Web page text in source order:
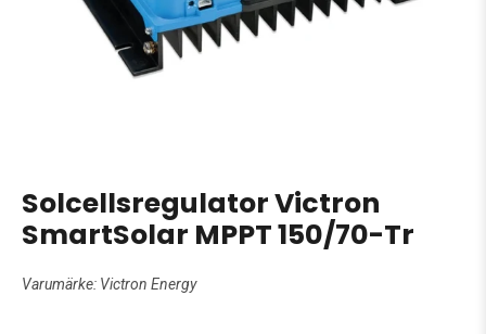
Solcellsregulator Victron
SmartSolar MPPT 150/70-Tr
Varumärke: Victron Energy